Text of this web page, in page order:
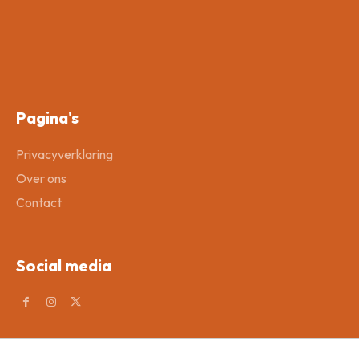
Pagina's
Privacyverklaring
Over ons
Contact
Social media